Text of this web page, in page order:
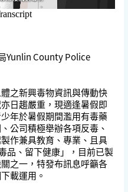
Yunlin County Police
之新興毒物資訊與傳動快
日趨嚴重，現適逢暑假即
年於暑假期間濫用有毒藥
公司積極舉辦各項反毒、
作兼具教育、專業、且具
品、留下健康」，目前已製
之一，特發布訊息呼籲各
載運用。